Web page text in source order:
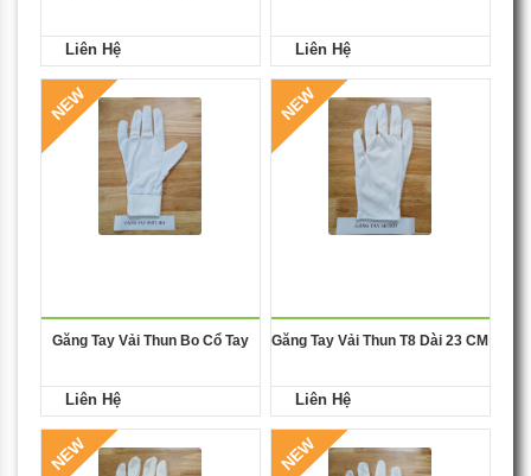
Liên Hệ Liên Hệ
NEW
Găng Tay Vải Thun Bo Cổ Tay
Liên Hệ
NEW
Găng Tay Vải Thun T8 Dài 23 CM
Liên Hệ
NEW NEW